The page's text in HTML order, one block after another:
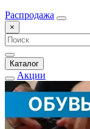
Распродажа
×
Каталог
Акции